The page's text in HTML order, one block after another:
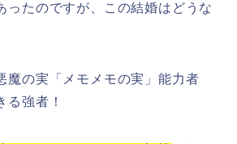
ったのですが、この結婚はどうな
魔の実「メモメモの実」能力者
る強者！